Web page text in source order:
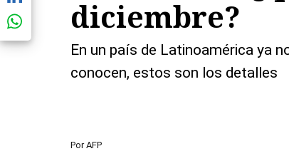
diciembre?
En un país de Latinoamérica ya
conocen, estos son los detalles
Por AFP